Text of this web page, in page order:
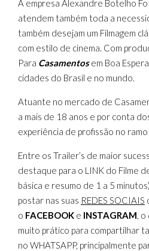
A empresa Alexandre Botelho
atendem também toda a
também desejam um Filmagem
com estilo de cinema. Com
Para Casamentosem Boa
cidades do Brasil e no mundo.
Atuante no mercado de
a mais de 18 anos e por conta
experiência de profissão no
Entre os Trailer’s de maior
destaque para o LINK do Filme
básica e resumo de 1 a 5
postar nas suas REDES SOCIAIS
o FACEBOOK e INSTAGRAM,
muito prático para compartilhar
no WHATSAPP, principalmente